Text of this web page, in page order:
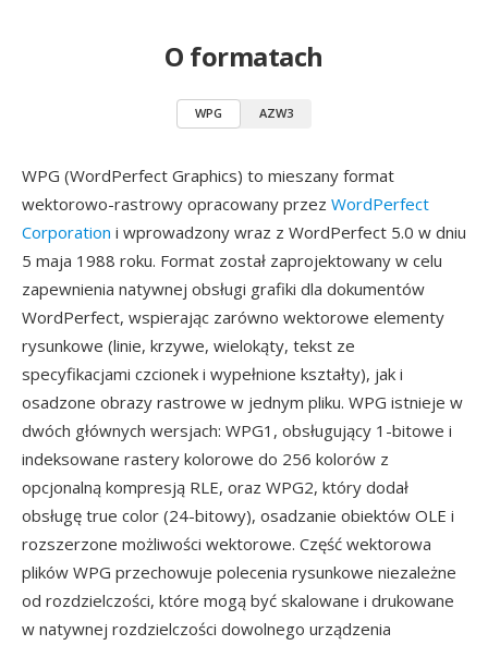
O formatach
WPG AZW3
WPG (WordPerfect Graphics) to mieszany format
wektorowo-rastrowy opracowany przez WordPerfect
Corporation i wprowadzony wraz z WordPerfect 5.0 w dniu
5 maja 1988 roku. Format został zaprojektowany w celu
zapewnienia natywnej obsługi grafiki dla dokumentów
WordPerfect, wspierając zarówno wektorowe elementy
rysunkowe (linie, krzywe, wielokąty, tekst ze
specyfikacjami czcionek i wypełnione kształty), jak i
osadzone obrazy rastrowe w jednym pliku. WPG istnieje w
dwóch głównych wersjach: WPG1, obsługujący 1-bitowe i
indeksowane rastery kolorowe do 256 kolorów z
opcjonalną kompresją RLE, oraz WPG2, który dodał
obsługę true color (24-bitowy), osadzanie obiektów OLE i
rozszerzone możliwości wektorowe. Część wektorowa
plików WPG przechowuje polecenia rysunkowe niezależne
od rozdzielczości, które mogą być skalowane i drukowane
w natywnej rozdzielczości dowolnego urządzenia